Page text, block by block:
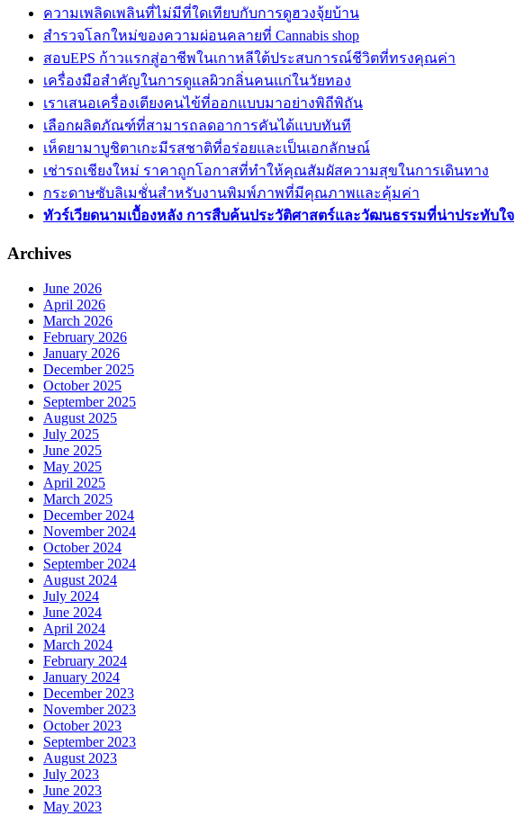
ความเพลิดเพลินที่ไม่มีที่ใดเทียบกับการดูฮวงจุ้ยบ้าน
สำรวจโลกใหม่ของความผ่อนคลายที่ Cannabis shop
สอบEPS ก้าวแรกสู่อาชีพในเกาหลีใต้ประสบการณ์ชีวิตที่ทรงคุณค่า
เครื่องมือสำคัญในการดูแลผิวกลิ่นคนแก่ในวัยทอง
เราเสนอเครื่องเตียงคนไข้ที่ออกแบบมาอย่างพิถีพิถัน
เลือกผลิตภัณฑ์ที่สามารถลดอาการคันได้แบบทันที
เห็ดยามาบูชิตาเกะมีรสชาติที่อร่อยและเป็นเอกลักษณ์
เช่ารถเชียงใหม่ ราคาถูกโอกาสที่ทำให้คุณสัมผัสความสุขในการเดินทาง
กระดาษซับลิเมชั่นสำหรับงานพิมพ์ภาพที่มีคุณภาพและคุ้มค่า
ทัวร์เวียดนามเบื้องหลัง การสืบค้นประวัติศาสตร์และวัฒนธรรมที่น่าประทับใจ
Archives
June 2026
April 2026
March 2026
February 2026
January 2026
December 2025
October 2025
September 2025
August 2025
July 2025
June 2025
May 2025
April 2025
March 2025
December 2024
November 2024
October 2024
September 2024
August 2024
July 2024
June 2024
April 2024
March 2024
February 2024
January 2024
December 2023
November 2023
October 2023
September 2023
August 2023
July 2023
June 2023
May 2023